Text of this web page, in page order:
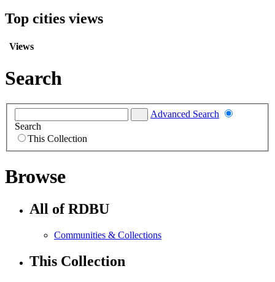
Top cities views
Views
Search
Advanced Search
Search
This Collection
Browse
All of RDBU
Communities & Collections
This Collection